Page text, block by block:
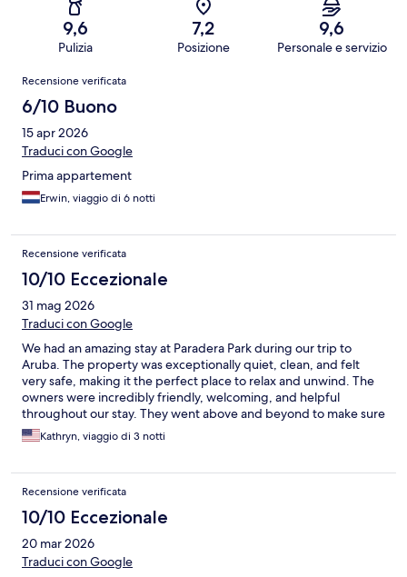
9,6
Pulizia
7,2
Posizione
9,6
Personale e servizio
Recensioni
Recensione verificata
6/10 Buono
15 apr 2026
Traduci con Google
Prima appartement
Erwin, viaggio di 6 notti
Recensione verificata
10/10 Eccezionale
31 mag 2026
Traduci con Google
We had an amazing stay at Paradera Park during our trip to
Aruba. The property was exceptionally quiet, clean, and felt
very safe, making it the perfect place to relax and unwind. The
owners were incredibly friendly, welcoming, and helpful
throughout our stay. They went above and beyond to make sure
we had everything we needed and provided great
recommendations for exploring the island. If you’re looking for a
while still being close to everything Aruba has to offer, I highly
recommend Paradera Park. We would definitely stay here again!
Kathryn, viaggio di 3 notti
Recensione verificata
10/10 Eccezionale
20 mar 2026
Traduci con Google